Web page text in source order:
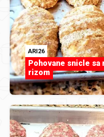
ARI26
Pohovane snicle
rizom